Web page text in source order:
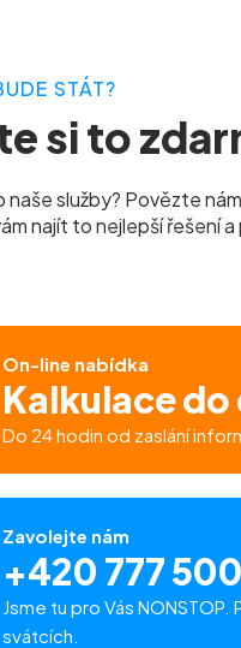
STÁT?
si to
naše služby? Povězte
najít to nejlepší řešení
On-line nabídka
Kalkulace
Do 24 hodin od zaslání
Zavolejte nám
+420 777
Jsme tu pro Vás NONSTOP.
svátcích.